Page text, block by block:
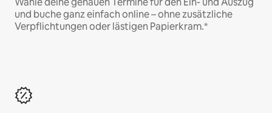
und buche ganz einfach online – ohne zusätzliche
Verpflichtungen oder lästigen Papierkram.*